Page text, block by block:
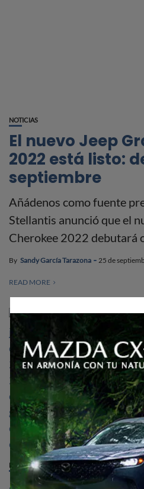
NOTICIAS
El nuevo Jeep
2022 está listo:
septiembre
Añádenos como fuente
Stellantis anunció que el
Cherokee 2022 debutará
By Sandy García Tarazona 25 de
READ MORE
NOVEDADES